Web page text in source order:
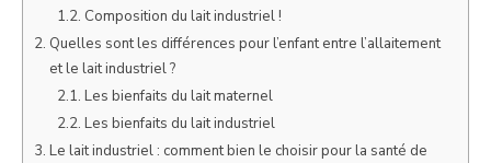
Composition du lait industriel !
Quelles sont les différences pour l’enfant entre l’allaitement
et le lait industriel ?
Les bienfaits du lait maternel
Les bienfaits du lait industriel
Le lait industriel : comment bien le choisir pour la santé de